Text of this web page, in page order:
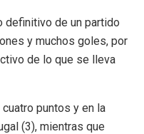
de un partido
y muchos goles, por
de lo que se lleva
puntos y en la
(3), mientras que